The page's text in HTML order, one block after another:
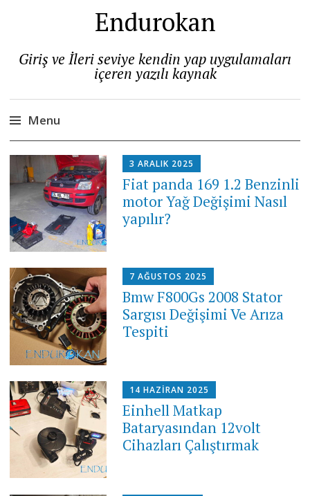
Endurokan
Giriş ve İleri seviye kendin yap uygulamaları
içeren yazılı kaynak
Menu
Skip
content
3 ARALIK 2025
Fiat panda 169 1.2 Benzinli
motor Yağ Değişimi Nasıl
yapılır?
7 AĞUSTOS 2025
Bmw F800Gs 2008 Stator
Sargısı Değişimi Ve Arıza
Tespiti
14 HAZIRAN 2025
Einhell Matkap
Bataryasından 12volt
Cihazları Çalıştırmak